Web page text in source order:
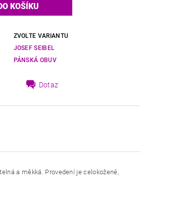
ZVOLTE VARIANTU
JOSEF SEIBEL
PÁNSKÁ OBUV
Dotaz
a měkká. Provedení je celokožené,